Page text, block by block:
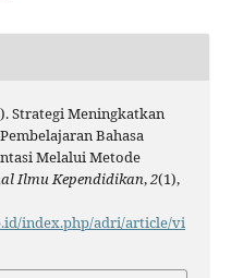
Strategi Meningkatkan
Bahasa
Melalui Metode
Ilmu Kependidikan,2(1),
index.php/adri/article/vi